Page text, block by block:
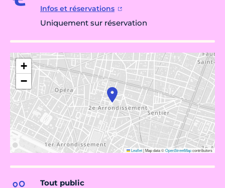
Infos et réservations
Uniquement sur réservation
+
−
Leaflet|Map data ©OpenStreetMapcontributors
Tout public